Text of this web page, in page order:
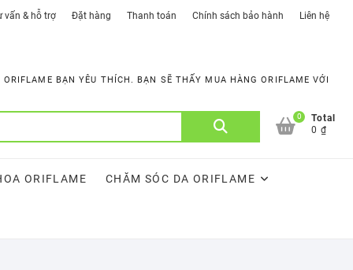
vấn & hỗ trợ Đặt hàng Thanh toán Chính sách bảo hành Liên hệ
BẠN YÊU THÍCH. BẠN SẼ THẤY MUA HÀNG ORIFLAME VỚI
0
Total
0 ₫
ORIFLAME CHĂM SÓC DA ORIFLAME